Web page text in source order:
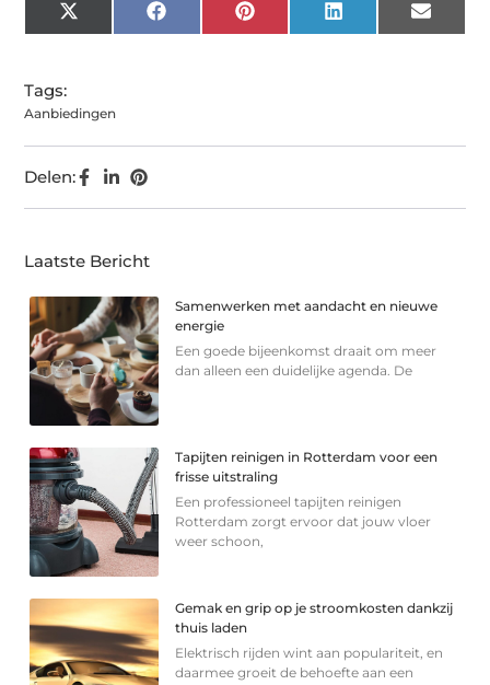
X
(Twitter)
FacebookPinterest LinkedIn Email
Tags:
Aanbiedingen
Delen:
Laatste Bericht
Samenwerken met aandacht en nieuwe
energie
Een goede bijeenkomst draait om meer
dan alleen een duidelijke agenda. De
Tapijten reinigen in Rotterdam voor een
frisse uitstraling
Een professioneel tapijten reinigen
Rotterdam zorgt ervoor dat jouw vloer
weer schoon,
Gemak en grip op je stroomkosten dankzij
thuis laden
Elektrisch rijden wint aan populariteit, en
daarmee groeit de behoefte aan een